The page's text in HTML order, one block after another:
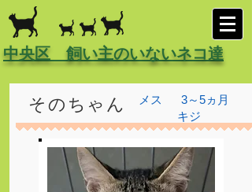
中央区 飼い主のいないネコ達
メス
そのちゃん
3～5ヵ月
キジ